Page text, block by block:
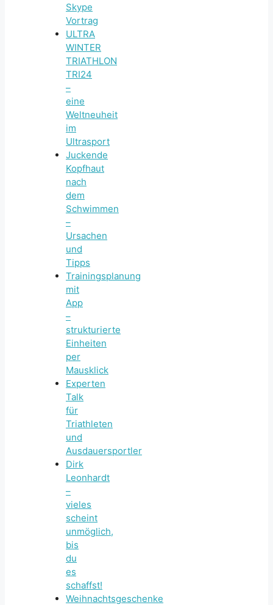
Skype
Vortrag
ULTRA
WINTER
TRIATHLON
TRI24
–
eine
Weltneuheit
im
Ultrasport
Juckende
Kopfhaut
nach
dem
Schwimmen
–
Ursachen
und
Tipps
Trainingsplanung
mit
App
–
strukturierte
Einheiten
per
Mausklick
Experten
Talk
für
Triathleten
und
Ausdauersportler
Dirk
Leonhardt
–
vieles
scheint
unmöglich,
bis
du
es
schaffst!
Weihnachtsgeschenke